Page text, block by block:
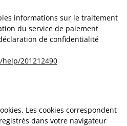
informations sur le traitement
du service de paiement
de confidentialité
201212490
Les cookies correspondent
dans votre navigateur